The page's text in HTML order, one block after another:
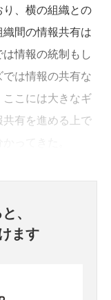
、横の組織との
間の情報共有は
情報の統制もし
は情報の共有な
こには大きなギ
有を進める上で
、
ます